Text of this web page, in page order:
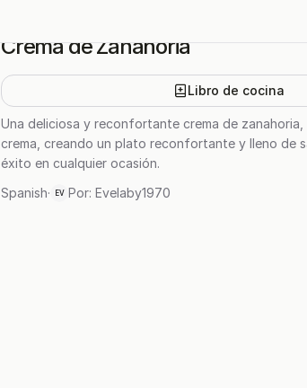
Crema de Zanahoria
Libro de cocina
Una deliciosa y reconfortante crema de
crema, creando un plato reconfortante y lleno de
éxito en cualquier ocasión.
Spanish· EV Por: Evelaby1970